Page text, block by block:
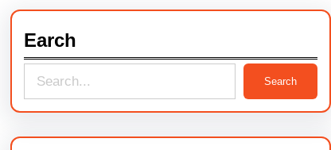
Earch
e
Search